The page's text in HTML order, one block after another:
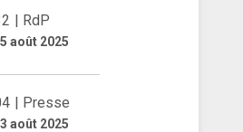
| RdP
août 2025
| Presse
août 2025